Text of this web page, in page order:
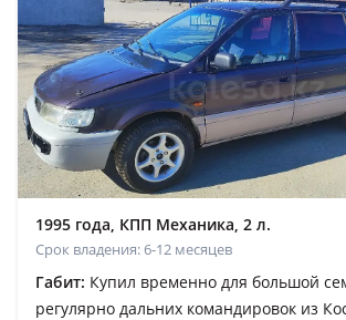
1995 года, КПП Механика, 2 л.
Срок владения: 6-12 месяцев
Габит: Купил временно для большой
регулярно дальних командировок из